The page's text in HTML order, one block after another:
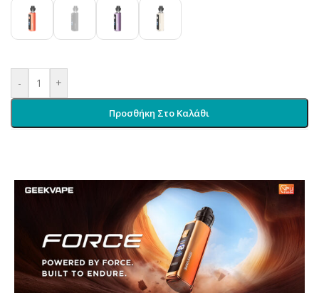
- +
Προσθήκη Στο Καλάθι